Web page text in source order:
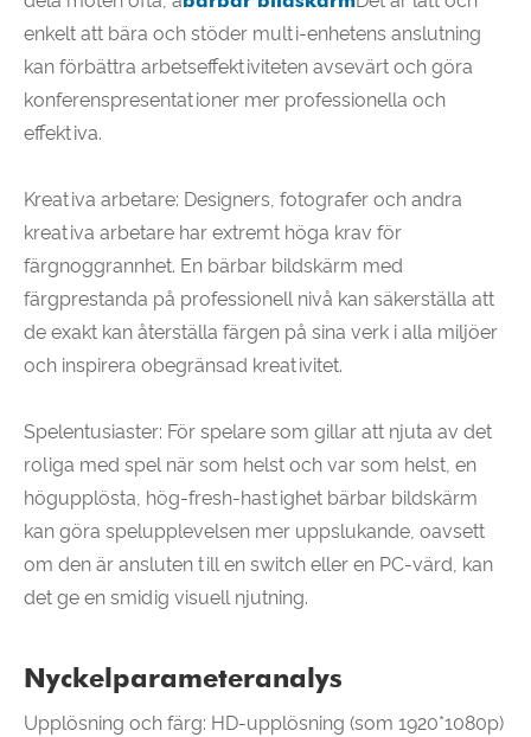
enkelt att bära och stöder multi-enhetens anslutning
kan förbättra arbetseffektiviteten avsevärt och göra
konferenspresentationer mer professionella och
effektiva.
Kreativa arbetare: Designers, fotografer och andra
kreativa arbetare har extremt höga krav för
färgnoggrannhet. En bärbar bildskärm med
färgprestanda på professionell nivå kan säkerställa att
de exakt kan återställa färgen på sina verk i alla miljöer
och inspirera obegränsad kreativitet.
Spelentusiaster: För spelare som gillar att njuta av det
roliga med spel när som helst och var som helst, en
högupplösta, hög-fresh-hastighet bärbar bildskärm
kan göra spelupplevelsen mer uppslukande, oavsett
om den är ansluten till en switch eller en PC-värd, kan
det ge en smidig visuell njutning.
Nyckelparameteranalys
Upplösning och färg: HD-upplösning (som 1920*1080p)